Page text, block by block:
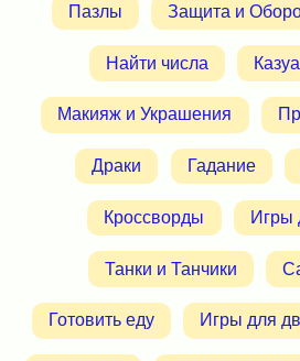
Пазлы Защита и
Найти числа
Макияж и Украшения
Драки Гадание
Кроссворды Игры
Танки и Танчики
Готовить еду Игры для